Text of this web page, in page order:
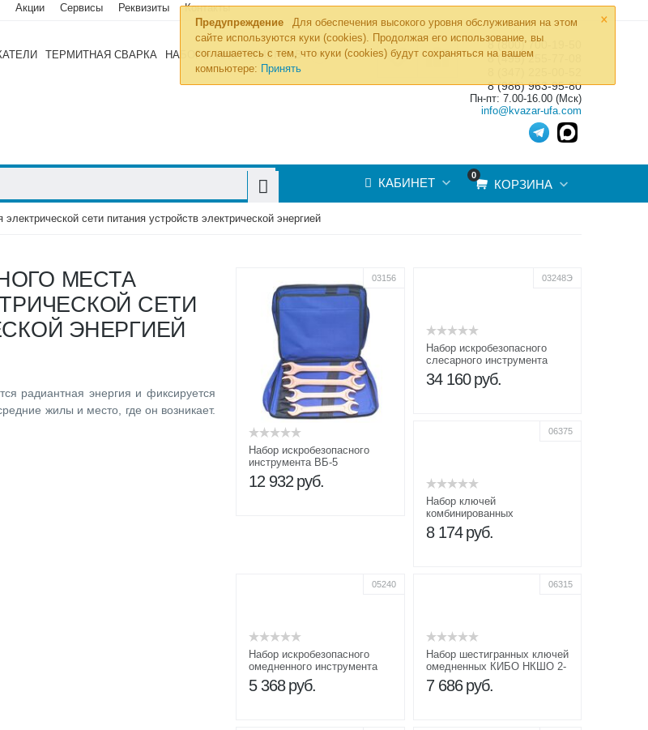
×
Предупреждение
Для обеспечения высокого уровня обслуживания на этом
сайте используются куки (cookies). Продолжая его использование, вы
соглашаетесь с тем, что куки (cookies) будут сохраняться на вашем
компьютере: Принять
Акции Сервисы Реквизиты Контакты
ТЕРМИТНАЯ СВАРКА НАБОРЫ ИНСТРУМЕНТОВ »
8 (800) 700-19-50
8 (495) 255-77-08
8 (986) 963-95-80
Пн-пт: 7.00-16.00 (Мск)
info@kvazar-ufa.com
0
КОРЗИНА
КАБИНЕТ
сети питания устройств электрической энергией
МЕСТА
СЕТИ
ЭНЕРГИЕЙ
радиантная энергия и фиксируется
жилы и место, где он возникает.
03156
Набор искробезопасного
инструмента ВБ-5
12 932 руб.
03248Э
Набор искробезопасного
слесарного инструмента
НИСИ
34 160 руб.
06375
Набор ключей
комбинированных
омедненных КГК 10-22
8 174 руб.
05240
Набор искробезопасного
омедненного инструмента
ВБ-1
5 368 руб.
06315
Набор шестигранных ключей
омедненных КИБО НКШО 2-
14 в сумке
7 686 руб.